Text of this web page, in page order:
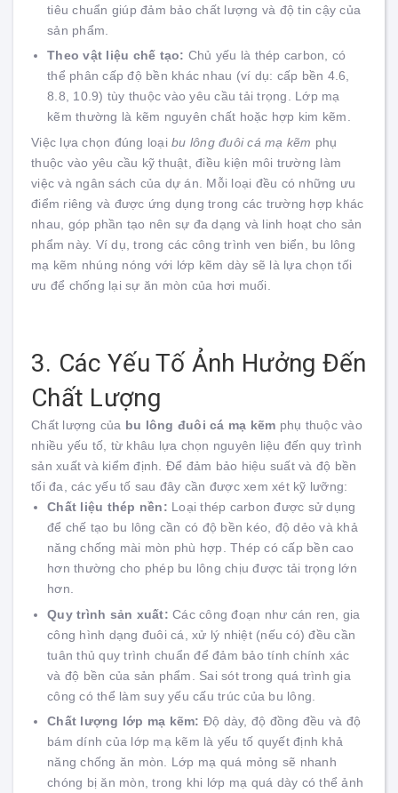
tiêu chuẩn giúp đảm bảo chất lượng và độ tin cậy của
sản phẩm.
Theo vật liệu chế tạo: Chủ yếu là thép carbon, có
thể phân cấp độ bền khác nhau (ví dụ: cấp bền 4.6,
8.8, 10.9) tùy thuộc vào yêu cầu tải trọng. Lớp mạ
kẽm thường là kẽm nguyên chất hoặc hợp kim kẽm.
Việc lựa chọn đúng loại bu lông đuôi cá mạ kẽm phụ
thuộc vào yêu cầu kỹ thuật, điều kiện môi trường làm
việc và ngân sách của dự án. Mỗi loại đều có những ưu
điểm riêng và được ứng dụng trong các trường hợp khác
nhau, góp phần tạo nên sự đa dạng và linh hoạt cho sản
phẩm này. Ví dụ, trong các công trình ven biển, bu lông
mạ kẽm nhúng nóng với lớp kẽm dày sẽ là lựa chọn tối
ưu để chống lại sự ăn mòn của hơi muối.
3. Các Yếu Tố Ảnh Hưởng Đến
Chất Lượng
Chất lượng của bu lông đuôi cá mạ kẽm phụ thuộc vào
nhiều yếu tố, từ khâu lựa chọn nguyên liệu đến quy trình
sản xuất và kiểm định. Để đảm bảo hiệu suất và độ bền
tối đa, các yếu tố sau đây cần được xem xét kỹ lưỡng:
Chất liệu thép nền: Loại thép carbon được sử dụng
để chế tạo bu lông cần có độ bền kéo, độ dẻo và khả
năng chống mài mòn phù hợp. Thép có cấp bền cao
hơn thường cho phép bu lông chịu được tải trọng lớn
hơn.
Quy trình sản xuất: Các công đoạn như cán ren, gia
công hình dạng đuôi cá, xử lý nhiệt (nếu có) đều cần
tuân thủ quy trình chuẩn để đảm bảo tính chính xác
và độ bền của sản phẩm. Sai sót trong quá trình gia
công có thể làm suy yếu cấu trúc của bu lông.
Chất lượng lớp mạ kẽm: Độ dày, độ đồng đều và độ
bám dính của lớp mạ kẽm là yếu tố quyết định khả
năng chống ăn mòn. Lớp mạ quá mỏng sẽ nhanh
chóng bị ăn mòn, trong khi lớp mạ quá dày có thể ảnh